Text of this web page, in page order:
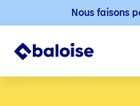
Nous faisons